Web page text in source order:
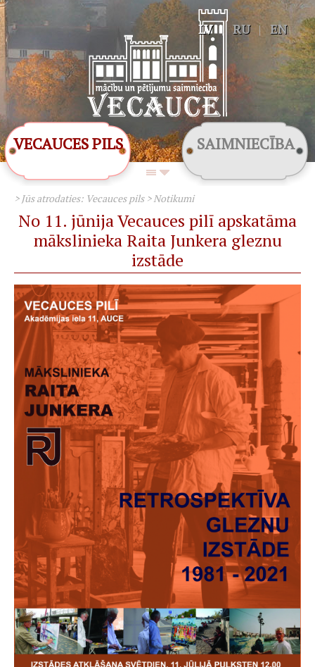
LV | RU | EN
VECAUCES PILS SAIMNIECĪBA
> Jūs atrodaties: Vecauces pils >Notikumi
No 11. jūnija Vecauces pilī apskatāma
mākslinieka Raita Junkera gleznu
izstāde